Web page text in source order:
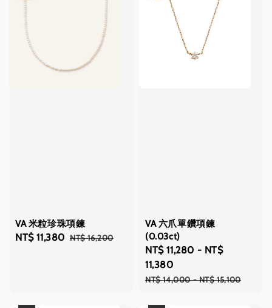
VA 米粒珍珠項鍊
Sale
NT$ 11,380 Regular
NT$ 16,200
VA 六爪單鑽項鍊
(0.03ct)
Sale
price
NT$ 11,280 - NT$
11,380
Regular
NT$ 14,000-NT$ 15,100